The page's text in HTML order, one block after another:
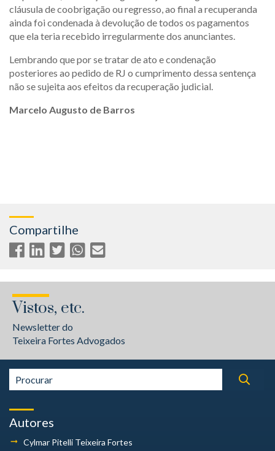
cláusula de coobrigação ou regresso, ao final a recuperanda
ainda foi condenada à devolução de todos os pagamentos
que ela teria recebido irregularmente dos anunciantes.
Lembrando que por se tratar de ato e condenação
posteriores ao pedido de RJ o cumprimento dessa sentença
não se sujeita aos efeitos da recuperação judicial.
Marcelo Augusto de Barros
Compartilhe
Vistos, etc.
Newsletter do
Teixeira Fortes Advogados
Autores
Cylmar Pitelli Teixeira Fortes